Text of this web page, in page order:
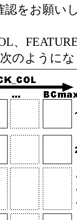
をお願い
、
のように